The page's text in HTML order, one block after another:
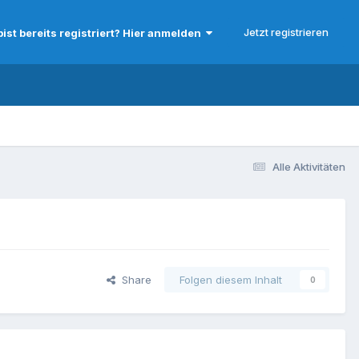
bereits registriert? Hier anmelden Jetzt registrieren
Alle Aktivitäten
Share Folgen diesem Inhalt 0